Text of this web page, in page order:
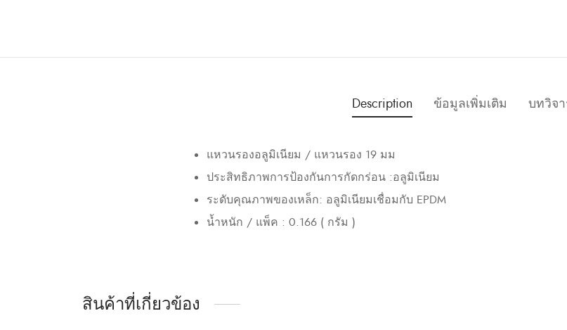
Description ข้อมูลเพิ่มเติม บทวิจ
แหวนรองอลูมิเนียม / แหวนรอง 19 มม
ประสิทธิภาพการป้องกันการกัดกร่อน :อลูมิเนียม
ระดับคุณภาพของเหล็ก: อลูมิเนียมเชื่อมกับ EPDM
น้ำหนัก / แพ็ค : 0.166 ( กรัม )
สินค้าที่เกี่ยวข้อง